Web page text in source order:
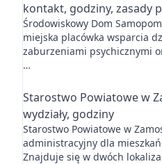
kontakt, godziny, zasady
Środowiskowy Dom
miejska placówka wsparcia
zaburzeniami psychicznymi
…
Starostwo Powiatowe w
wydziały, godziny
Starostwo Powiatowe w
administracyjny dla
Znajduje się w dwóch